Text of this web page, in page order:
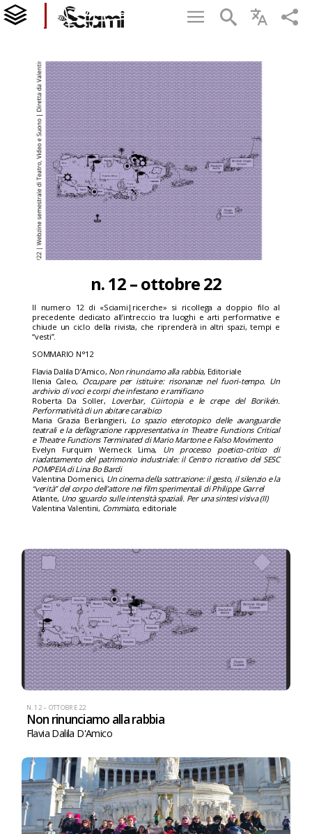
n. 12 – ottobre 22
Il numero 12 di «Sciami|ricerche» si ricollega a doppio filo al
precedente dedicato all’intreccio tra luoghi e arti performative e
chiude un ciclo della rivista, che riprenderà in altri spazi, tempi e
“vesti”.
SOMMARIO N°12
Flavia Dalila D’Amico, Non rinunciamo alla rabbia, Editoriale
Ilenia Caleo, Occupare per istituire: risonanze nel fuori-tempo. Un
archivio di voci e corpi che infestano e ramificano
Roberta Da Soller, Loverbar, Cüirtopia e le crepe del Borikén.
Performatività di un abitare caraibico
Maria Grazia Berlangieri, Lo spazio eterotopico delle avanguardie
teatrali e la deflagrazione rappresentativa in Theatre Functions Critical
e Theatre Functions Terminated di Mario Martone e Falso Movimento
Evelyn Furquim Werneck Lima, Un processo poetico-critico di
riadattamento del patrimonio industriale: il Centro ricreativo del SESC
POMPEIA di Lina Bo Bardi
Valentina Domenici, Un cinema della sottrazione: il gesto, il silenzio e la
“verità” del corpo dell’attore nei film sperimentali di Philippe Garrel
Atlante, Uno sguardo sulle intensità spaziali. Per una sintesi visiva (II)
Valentina Valentini, Commiato, editoriale
N. 12 – OTTOBRE 22
Non rinunciamo alla rabbia
Flavia Dalila D'Amico